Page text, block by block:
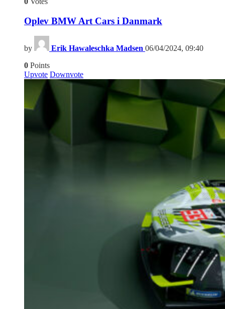
Oplev BMW Art Cars i Danmark
by Erik Hawaleschka Madsen 06/04/2024, 09:40
0 Points
Upvote Downvote